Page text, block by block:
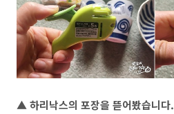
▲ 하리낙스의 포장을 뜯어봤습니다.